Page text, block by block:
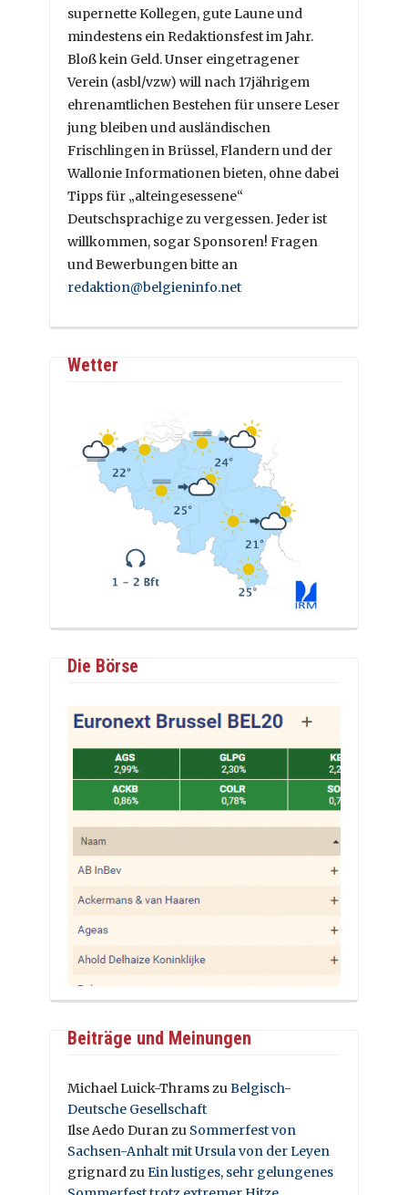
supernette Kollegen, gute Laune und
mindestens ein Redaktionsfest im Jahr.
Bloß kein Geld. Unser eingetragener
Verein (asbl/vzw) will nach 17jährigem
ehrenamtlichen Bestehen für unsere Leser
jung bleiben und ausländischen
Frischlingen in Brüssel, Flandern und der
Wallonie Informationen bieten, ohne dabei
Tipps für „alteingesessene“
Deutschsprachige zu vergessen. Jeder ist
willkommen, sogar Sponsoren! Fragen
und Bewerbungen bitte an
redaktion@belgieninfo.net
Wetter
Die Börse
Beiträge und Meinungen
Michael Luick-ThramszuBelgisch-
Deutsche Gesellschaft
Ilse Aedo Duranzu Sommerfest von
Sachsen-Anhalt mit Ursula von der Leyen
grignardzuEin lustiges, sehr gelungenes